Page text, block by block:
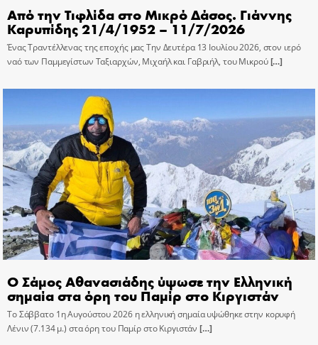
Από την Τιφλίδα στο Μικρό Δάσος. Γιάννης
Καρυπίδης 21/4/1952 – 11/7/2026
Ένας Τραντέλλενας της εποχής μας Την Δευτέρα 13 Ιουλίου 2026, στον ιερό
ναό των Παμμεγίστων Ταξιαρχών, Μιχαήλ και Γαβριήλ, του Μικρού[…]
Ο Σάμος Αθανασιάδης ύψωσε την Ελληνική
σημαία στα όρη του Παμίρ στο Κιργιστάν
Το Σάββατο 1η Αυγούστου 2026 η ελληνική σημαία υψώθηκε στην κορυφή
Λένιν (7.134 μ.) στα όρη του Παμίρ στο Κιργιστάν […]